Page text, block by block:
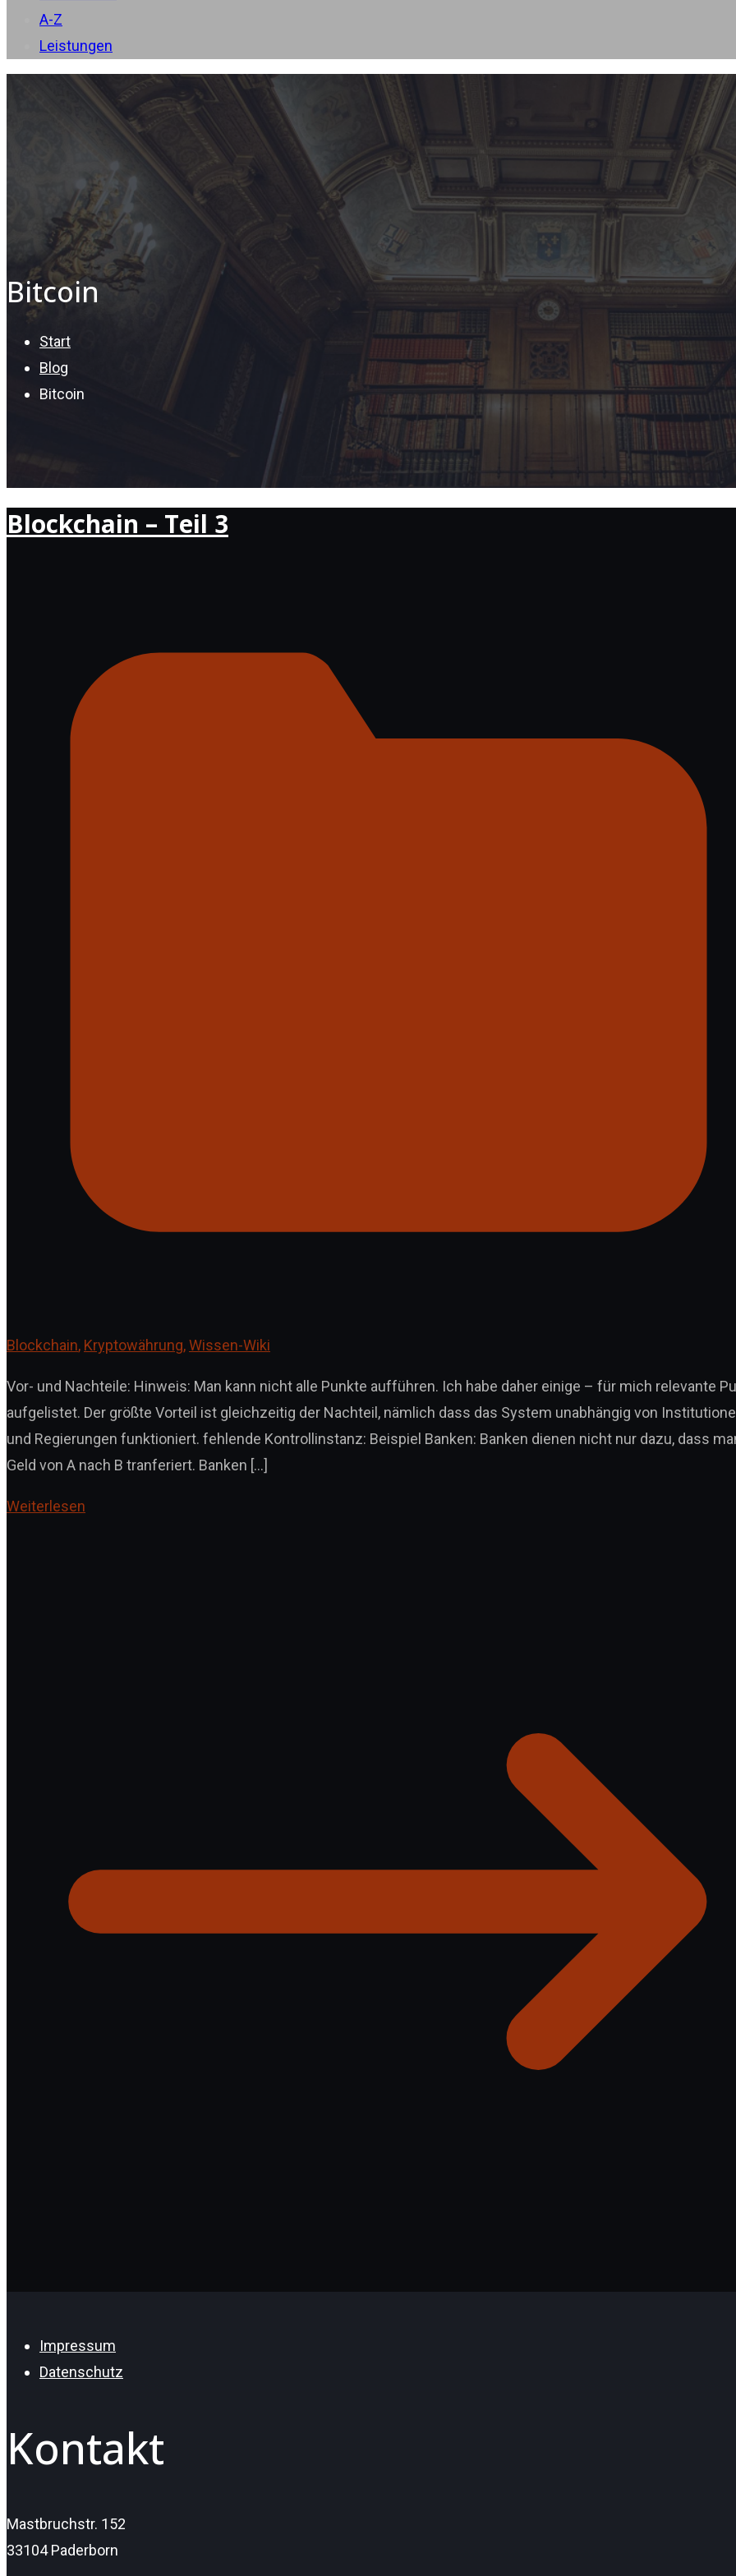
A-Z
Leistungen
Bitcoin
Start
Blog
Bitcoin
Blockchain – Teil 3
Blockchain, Kryptowährung,Wissen-Wiki
Vor- und Nachteile: Hinweis: Man kann nicht alle Punkte aufführen. Ich habe daher einige – für mich relevante
aufgelistet. Der größte Vorteil ist gleichzeitig der Nachteil, nämlich dass das System unabhängig von
und Regierungen funktioniert. fehlende Kontrollinstanz: Beispiel Banken: Banken dienen nicht nur dazu, dass
Geld von A nach B tranferiert. Banken […]
Weiterlesen
Impressum
Datenschutz
Kontakt
Mastbruchstr. 152
33104 Paderborn